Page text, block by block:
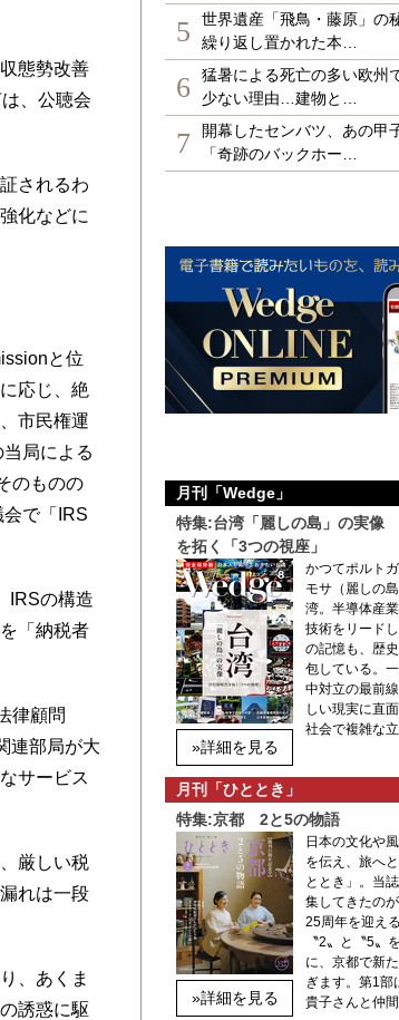
態勢改善
、公聴会
されるわ
化などに
と位
応じ、絶
市民権運
局による
のものの
で「IRS
IRSの構造
「納税者
律顧問
連部局が大
サービス
厳しい税
れは一段
、あくま
誘惑に駆
5
世界遺産「飛鳥・藤原」
繰り返し置かれた本…
6
猛暑による死亡の多い欧州
少ない理由…建物と…
7
開幕したセンバツ、あの甲
「奇跡のバックホー…
月刊「Wedge」
特集:台湾「麗しの島」の実像
を拓く「3つの視座」
»詳細を見る
かつてポルト
モサ（麗しの
湾。半導体産
技術をリード
の記憶も、歴
包している。
中対立の最前
しい現実に直
社会で複雑な
月刊「ひととき」
特集:京都 2と5の物語
»詳細を見る
日本の文化や
を伝え、旅へ
ととき」。当
集してきたの
25周年を迎え
〝2〟と〝5〟
に、京都で新
ぎます。第1部
貴子さんと仲